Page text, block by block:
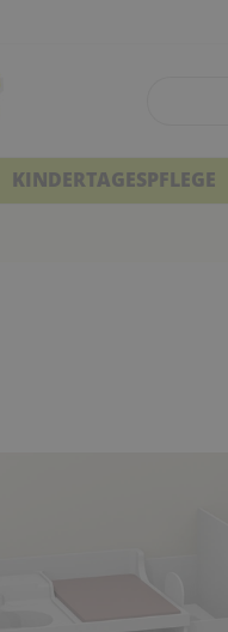
KINDERTAGESPFLEGE